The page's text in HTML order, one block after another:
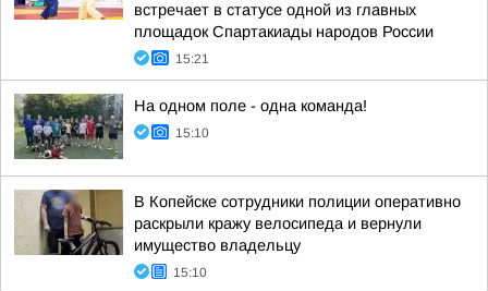
встречает в статусе одной из главных
площадок Спартакиады народов России
15:21
На одном поле - одна команда!
15:10
В Копейске сотрудники полиции оперативно
раскрыли кражу велосипеда и вернули
имущество владельцу
15:10